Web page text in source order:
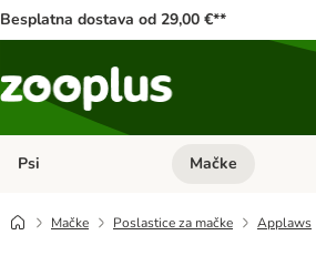
Besplatna dostava od 29,00 €**
Psi Pregled kategorija: Psi
Mačke
Mačke Poslastice za mačke Applaws